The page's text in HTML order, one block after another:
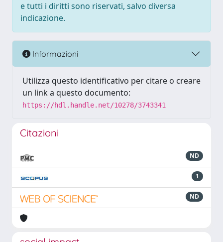
e tutti i diritti sono riservati, salvo diversa
indicazione.
Informazioni
Utilizza questo identificativo per citare o creare
un link a questo documento:
https://hdl.handle.net/10278/3743341
Citazioni
ND
1
ND